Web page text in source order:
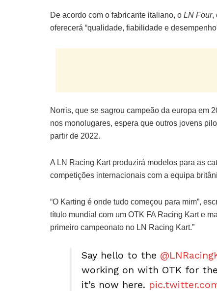
De acordo com o fabricante italiano, o LN Four,
oferecerá “qualidade, fiabilidade e
Norris, que se sagrou campeão da europa em
nos monolugares, espera que outros jovens
partir de 2022.
A LN Racing Kart produzirá modelos para as
competições internacionais com a equipa
“O Karting é onde tudo começou para mim”,
título mundial com um OTK FA Racing Kart e
primeiro campeonato no LN Racing Kart.”
Say hello to the
working on with OTK for
it’s now here.